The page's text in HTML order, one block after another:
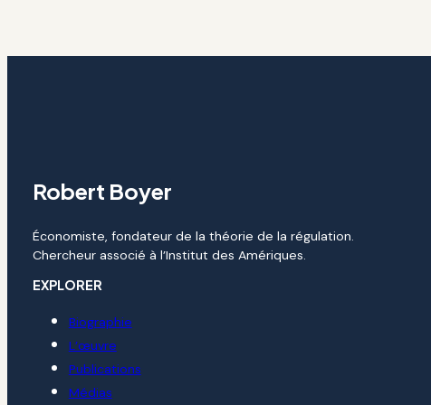
Robert Boyer
Économiste, fondateur de la théorie de la régulation.
Chercheur associé à l’Institut des Amériques.
EXPLORER
Biographie
L’œuvre
Publications
Médias